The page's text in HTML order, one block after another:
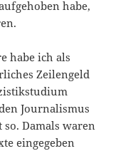
habe,
habe ich als
Zeilengeld
Journalismus
Damals waren
eingegeben